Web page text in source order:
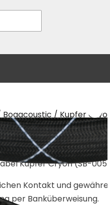
Boaacoustic / Kupfer
005B)
Kupfer Cryon (SB-005B)
Kontakt und
per Banküberweisung.